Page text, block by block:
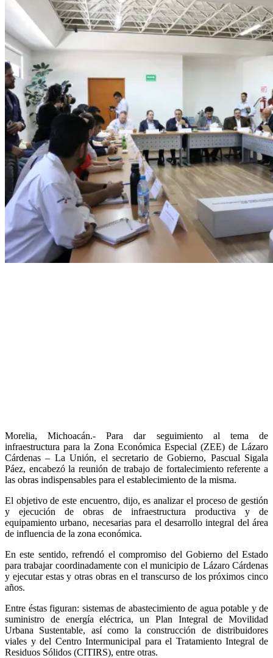
Morelia, Michoacán.- Para dar seguimiento al tema de
infraestructura para la Zona Económica Especial (ZEE) de Lázaro
Cárdenas – La Unión, el secretario de Gobierno, Pascual Sigala
Páez, encabezó la reunión de trabajo de fortalecimiento referente a
las obras indispensables para el establecimiento de la misma.
El objetivo de este encuentro, dijo, es analizar el proceso de gestión
y ejecución de obras de infraestructura productiva y de
equipamiento urbano, necesarias para el desarrollo integral del área
de influencia de la zona económica.
En este sentido, refrendó el compromiso del Gobierno del Estado
para trabajar coordinadamente con el municipio de Lázaro Cárdenas
y ejecutar estas y otras obras en el transcurso de los próximos cinco
años.
Entre éstas figuran: sistemas de abastecimiento de agua potable y de
suministro de energía eléctrica, un Plan Integral de Movilidad
Urbana Sustentable, así como la construcción de distribuidores
viales y del Centro Intermunicipal para el Tratamiento Integral de
Residuos Sólidos (CITIRS), entre otras.